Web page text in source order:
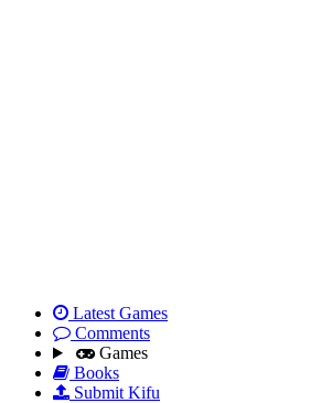
Latest Games
Comments
Games
Books
Submit Kifu